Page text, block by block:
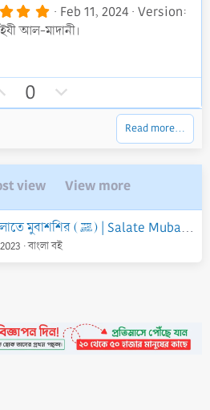
5
.
0
t
a
(
Feb 11, 2024 Version:
আল-মাদানী।
p
t
e
0
o
v
o
t
e
Read more…
view View more
সংক্ষিপ্ত স্বলাতে মুবাশশির (ﷺ) | Salate Mubasshir - PDF
বাংলা বই